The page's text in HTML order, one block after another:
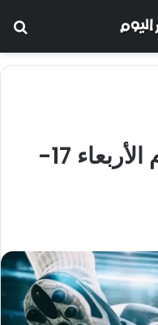
جدول المباريات اليوم الأربعاء 17-